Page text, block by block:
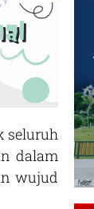
seluruh
dalam
wujud